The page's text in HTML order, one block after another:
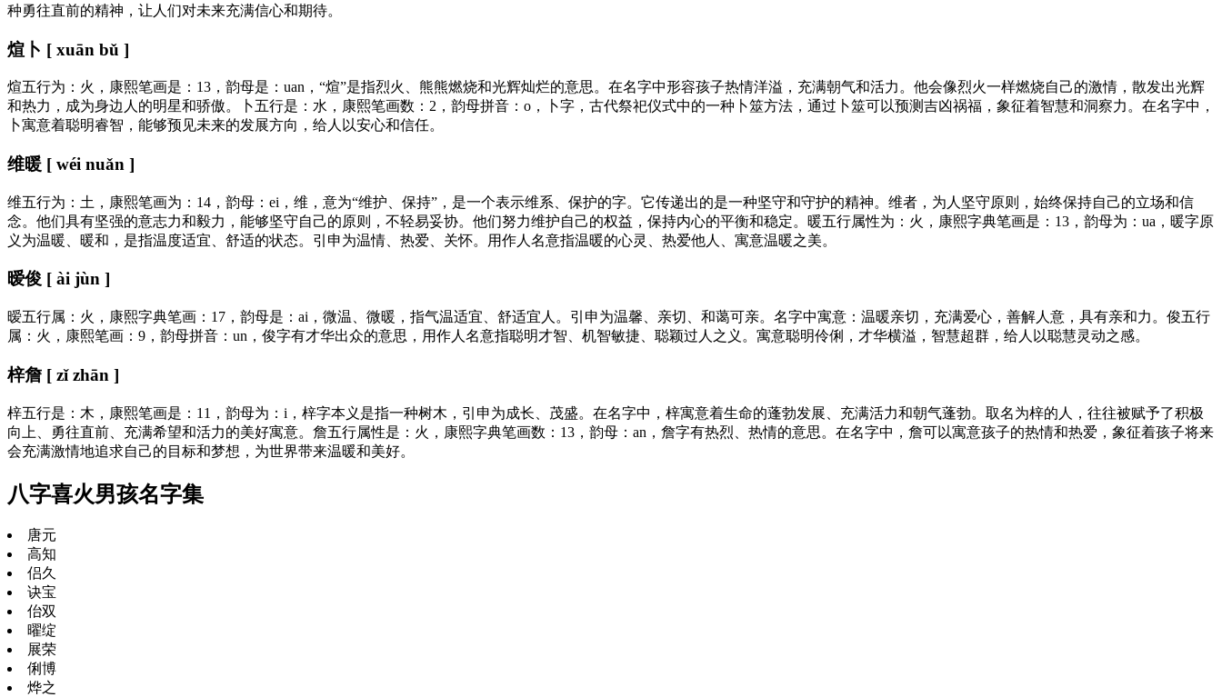
种勇往直前的精神，让人们对未来充满信心和期待。
煊卜 [ xuān bǔ ]
煊五行为：火，康熙笔画是：13，韵母是：uan，“煊”是指烈火、熊熊燃烧和光辉灿烂的意思。在名字中形容孩子热情洋溢，充满朝气和活力。他会像烈火一样燃烧自己的激情，散发出光辉
和热力，成为身边人的明星和骄傲。卜五行是：水，康熙笔画数：2，韵母拼音：o，卜字，古代祭祀仪式中的一种卜筮方法，通过卜筮可以预测吉凶祸福，象征着智慧和洞察力。在名字中，
卜寓意着聪明睿智，能够预见未来的发展方向，给人以安心和信任。
维暖 [ wéi nuǎn ]
维五行为：土，康熙笔画为：14，韵母：ei，维，意为“维护、保持”，是一个表示维系、保护的字。它传递出的是一种坚守和守护的精神。维者，为人坚守原则，始终保持自己的立场和信
念。他们具有坚强的意志力和毅力，能够坚守自己的原则，不轻易妥协。他们努力维护自己的权益，保持内心的平衡和稳定。暖五行属性为：火，康熙字典笔画是：13，韵母为：ua，暖字原
义为温暖、暖和，是指温度适宜、舒适的状态。引申为温情、热爱、关怀。用作人名意指温暖的心灵、热爱他人、寓意温暖之美。
暧俊 [ ài jùn ]
暧五行属：火，康熙字典笔画：17，韵母是：ai，微温、微暖，指气温适宜、舒适宜人。引申为温馨、亲切、和蔼可亲。名字中寓意：温暖亲切，充满爱心，善解人意，具有亲和力。俊五行
属：火，康熙笔画：9，韵母拼音：un，俊字有才华出众的意思，用作人名意指聪明才智、机智敏捷、聪颖过人之义。寓意聪明伶俐，才华横溢，智慧超群，给人以聪慧灵动之感。
梓詹 [ zǐ zhān ]
梓五行是：木，康熙笔画是：11，韵母为：i，梓字本义是指一种树木，引申为成长、茂盛。在名字中，梓寓意着生命的蓬勃发展、充满活力和朝气蓬勃。取名为梓的人，往往被赋予了积极
向上、勇往直前、充满希望和活力的美好寓意。詹五行属性是：火，康熙字典笔画数：13，韵母：an，詹字有热烈、热情的意思。在名字中，詹可以寓意孩子的热情和热爱，象征着孩子将来
会充满激情地追求自己的目标和梦想，为世界带来温暖和美好。
八字喜火男孩名字集
唐元
高知
侣久
诀宝
佁双
曜绽
展荣
俐博
烨之